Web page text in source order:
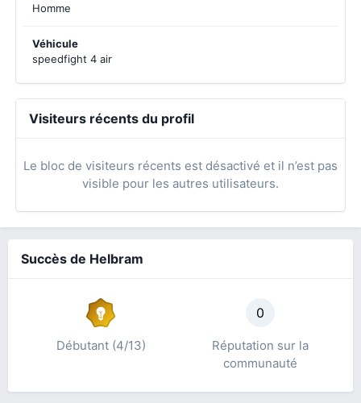
Homme
Véhicule
speedfight 4 air
Visiteurs récents du profil
Le bloc de visiteurs récents est désactivé et il n’est pas
visible pour les autres utilisateurs.
Succès de Helbram
Débutant (4/13)
0
Réputation sur la
communauté